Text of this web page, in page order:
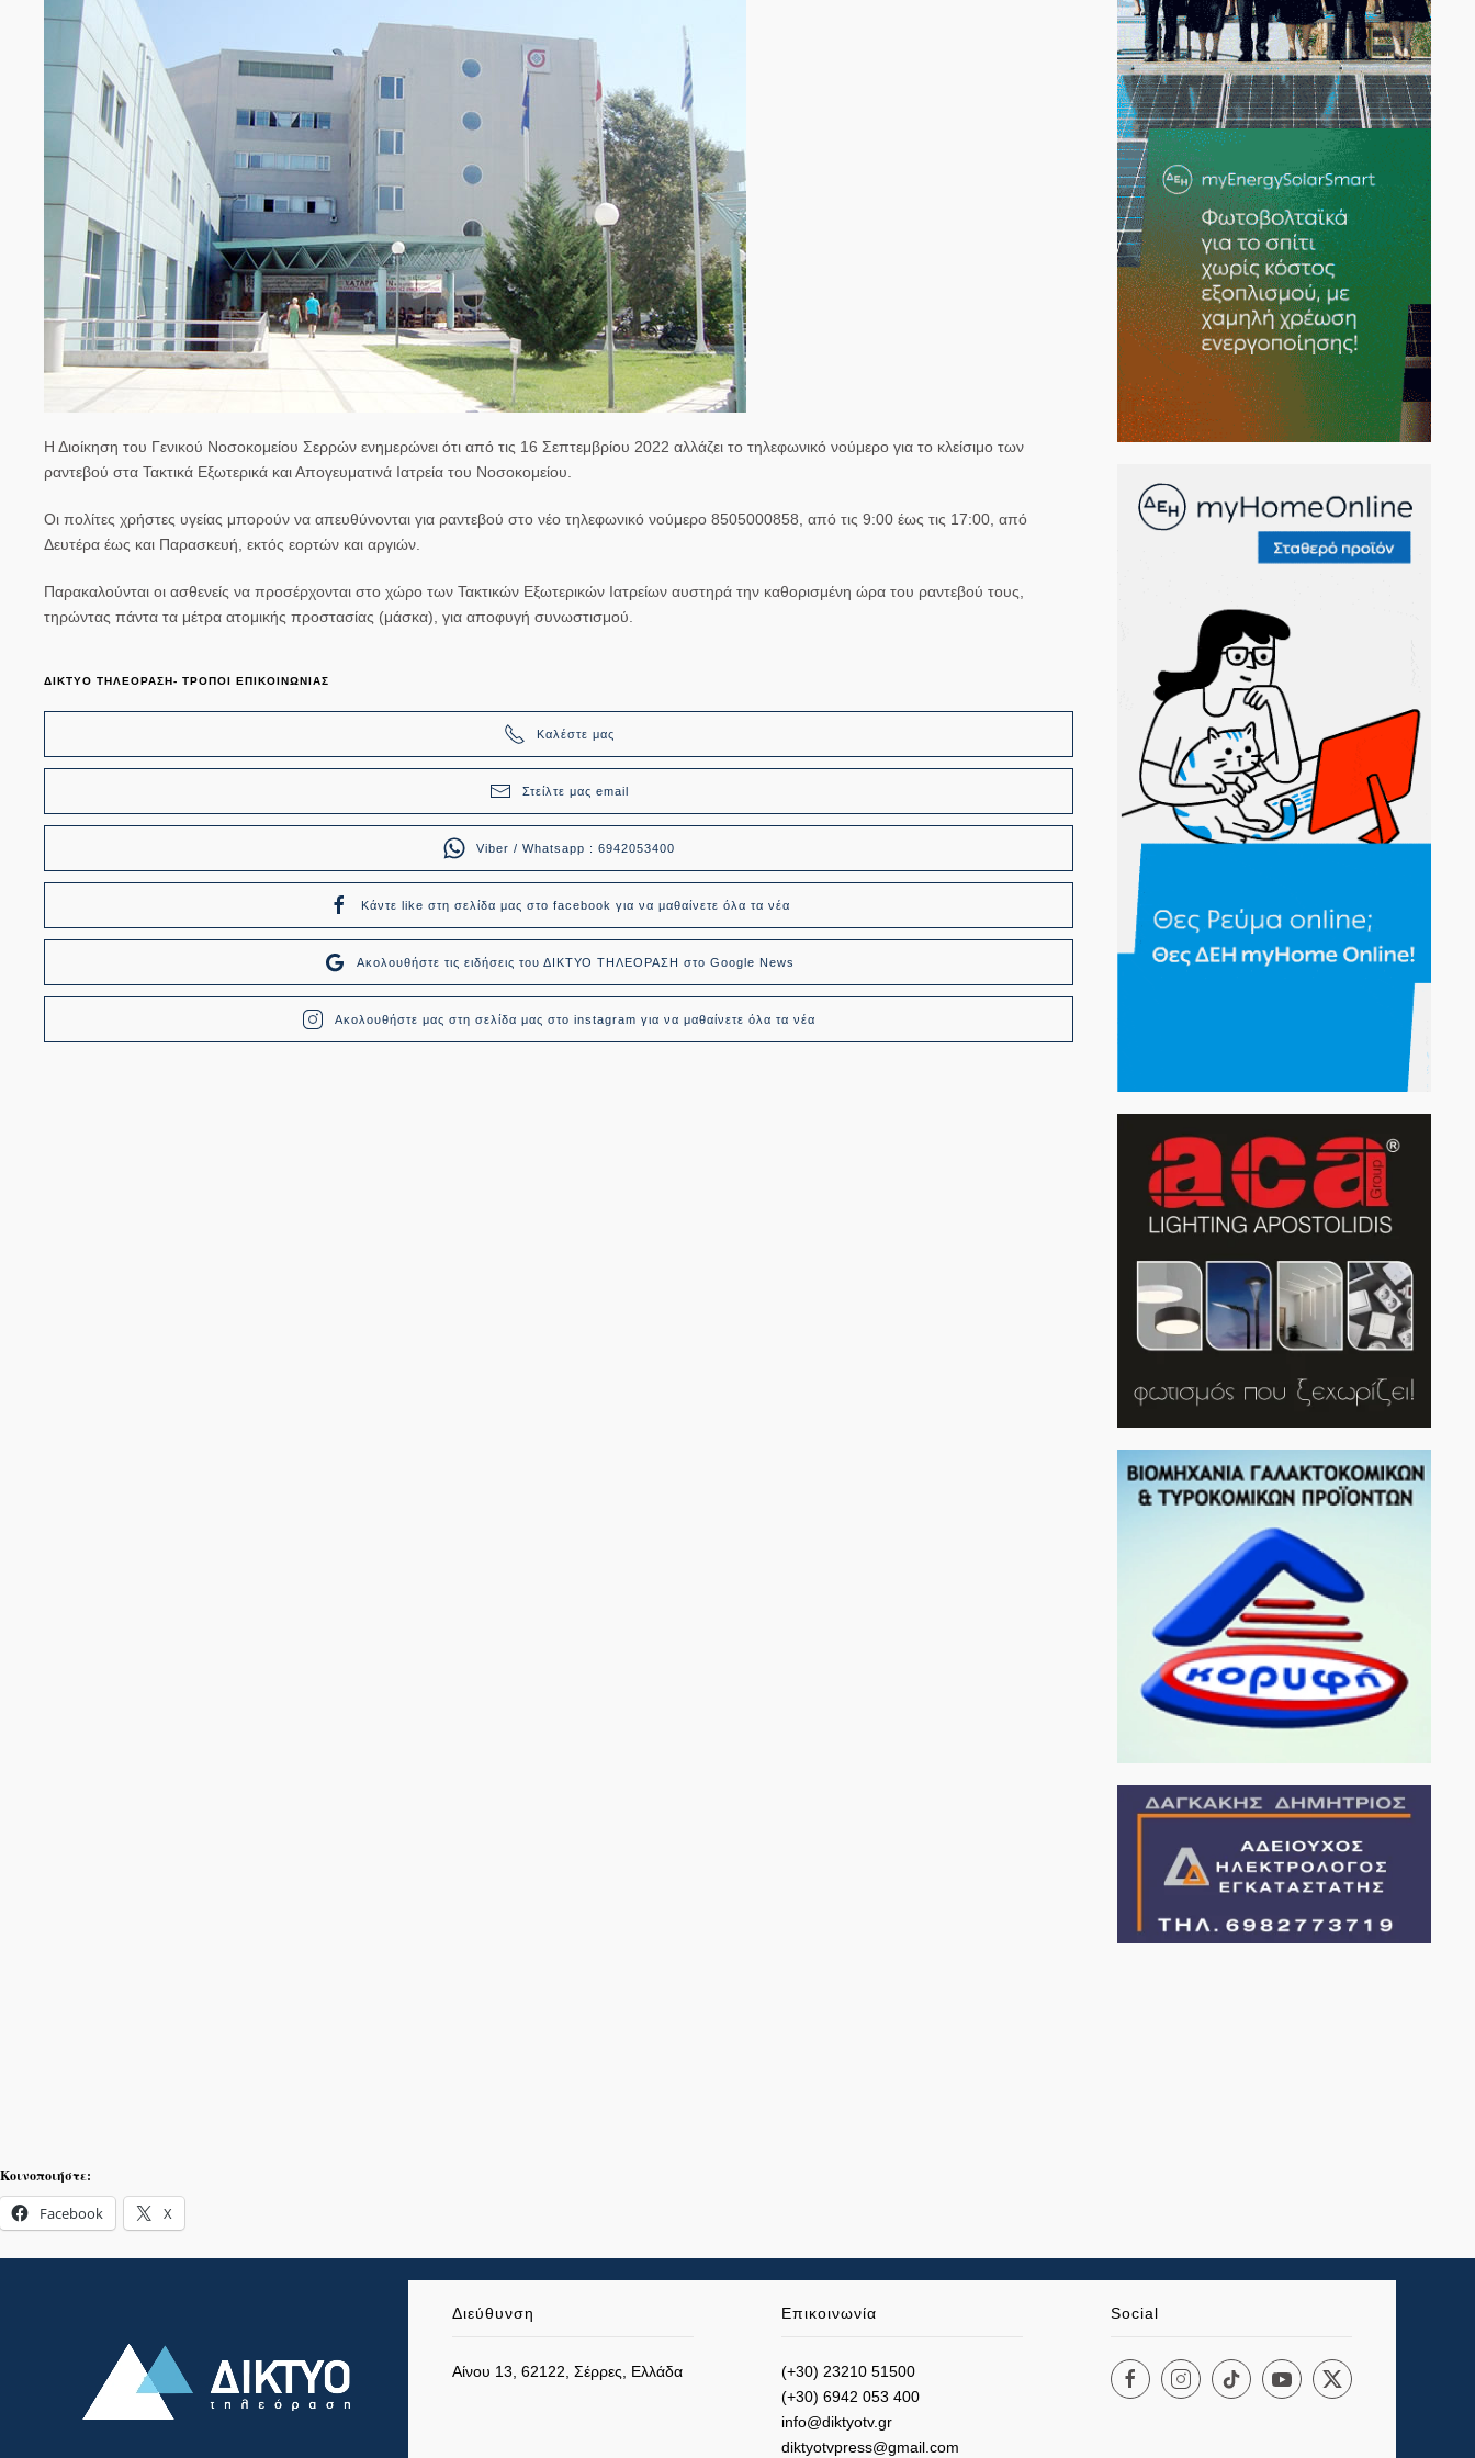
Η Διοίκηση του Γενικού Νοσοκομείου Σερρών ενημερώνει ότι από τις 16 Σεπτεμβρίου 2022 αλλάζει το τηλεφωνικό νούμερο για το κλείσιμο των
ραντεβού στα Τακτικά Εξωτερικά και Απογευματινά Ιατρεία του Νοσοκομείου.
Οι πολίτες χρήστες υγείας μπορούν να απευθύνονται για ραντεβού στο νέο τηλεφωνικό νούμερο 8505000858, από τις 9:00 έως τις 17:00, από
Δευτέρα έως και Παρασκευή, εκτός εορτών και αργιών.
Παρακαλούνται οι ασθενείς να προσέρχονται στο χώρο των Τακτικών Εξωτερικών Ιατρείων αυστηρά την καθορισμένη ώρα του ραντεβού τους,
τηρώντας πάντα τα μέτρα ατομικής προστασίας (μάσκα), για αποφυγή συνωστισμού.
ΔΙΚΤΥΟ ΤΗΛΕΟΡΑΣΗ- ΤΡΟΠΟΙ ΕΠΙΚΟΙΝΩΝΙΑΣ
Καλέστε μας
Στείλτε μας email
Viber / Whatsapp : 6942053400
Κάντε like στη σελίδα μας στο facebook για να μαθαίνετε όλα τα νέα
Ακολουθήστε τις ειδήσεις του ΔΙΚΤΥΟ ΤΗΛΕΟΡΑΣΗ στο Google News
Ακολουθήστε μας στη σελίδα μας στο instagram για να μαθαίνετε όλα τα νέα
Κοινοποιήστε:
Facebook X
Διεύθυνση
Αίνου 13, 62122, Σέρρες, Ελλάδα
Επικοινωνία
(+30) 23210 51500
(+30) 6942 053 400
info@diktyotv.gr
diktyotvpress@gmail.com
Social